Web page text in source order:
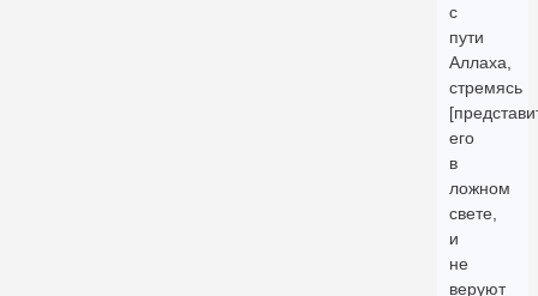
с
пути
Аллаха,
стремясь
его
в
ложном
свете,
и
не
веруют